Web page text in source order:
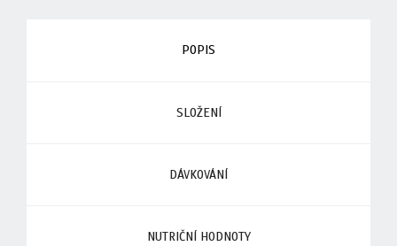
POPIS
SLOŽENÍ
DÁVKOVÁNÍ
NUTRIČNÍ HODNOTY